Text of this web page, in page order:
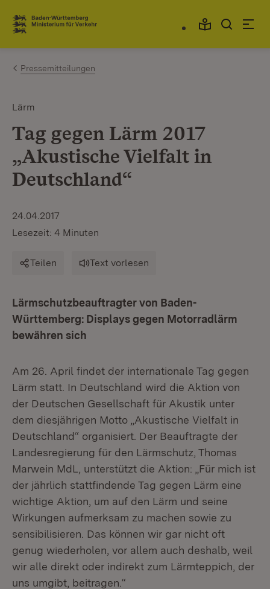
Zum Inhalt springen
Link zur Startseite
Pressemitteilungen
Lärm
Tag gegen Lärm 2017
„Akustische Vielfalt in
Deutschland“
24.04.2017
Lesezeit: 4 Minuten
Teilen Text vorlesen
Lärmschutzbeauftragter von Baden-
Württemberg: Displays gegen Motorradlärm
bewähren sich
Am 26. April findet der internationale Tag gegen
Lärm statt. In Deutschland wird die Aktion von
der Deutschen Gesellschaft für Akustik unter
dem diesjährigen Motto „Akustische Vielfalt in
Deutschland“ organisiert. Der Beauftragte der
Landesregierung für den Lärmschutz, Thomas
Marwein MdL, unterstützt die Aktion: „Für mich ist
der jährlich stattfindende Tag gegen Lärm eine
wichtige Aktion, um auf den Lärm und seine
Wirkungen aufmerksam zu machen sowie zu
sensibilisieren. Das können wir gar nicht oft
genug wiederholen, vor allem auch deshalb, weil
wir alle direkt oder indirekt zum Lärmteppich, der
uns umgibt, beitragen.“